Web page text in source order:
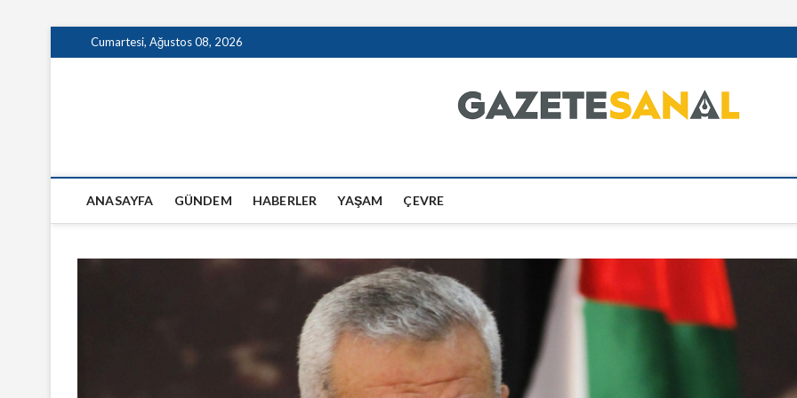
to
Cumartesi, Ağustos 08, 2026
ANASAYFA GÜNDEM HABERLER YAŞAM ÇEVRE